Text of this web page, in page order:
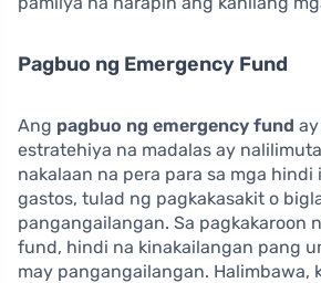
Pagbuo ng Emergency Fund
Ang pagbuo ng emergency fund
estratehiya na madalas ay
nakalaan na pera para sa mga hindi
gastos, tulad ng pagkakasakit o
pangangailangan. Sa pagkakaroon
fund, hindi na kinakailangan pang
may pangangailangan. Halimbawa,